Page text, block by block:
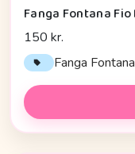
150 kr.
Fanga Fontana